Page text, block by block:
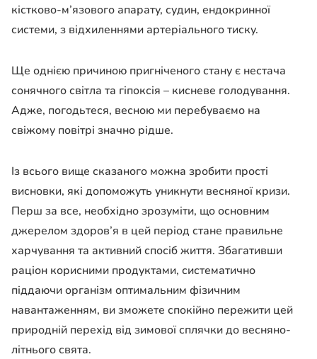
кістково-м’язового апарату, судин, ендокринної
системи, з відхиленнями артеріального тиску.
Ще однією причиною пригніченого стану є нестача
сонячного світла та гіпоксія – кисневе голодування.
Адже, погодьтеся, весною ми перебуваємо на
свіжому повітрі значно рідше.
Із всього вище сказаного можна зробити прості
висновки, які допоможуть уникнути весняної кризи.
Перш за все, необхідно зрозуміти, що основним
джерелом здоров’я в цей період стане правильне
харчування та активний спосіб життя. Збагативши
раціон корисними продуктами, систематично
піддаючи організм оптимальним фізичним
навантаженням, ви зможете спокійно пережити цей
природній перехід від зимової сплячки до весняно-
літнього свята.